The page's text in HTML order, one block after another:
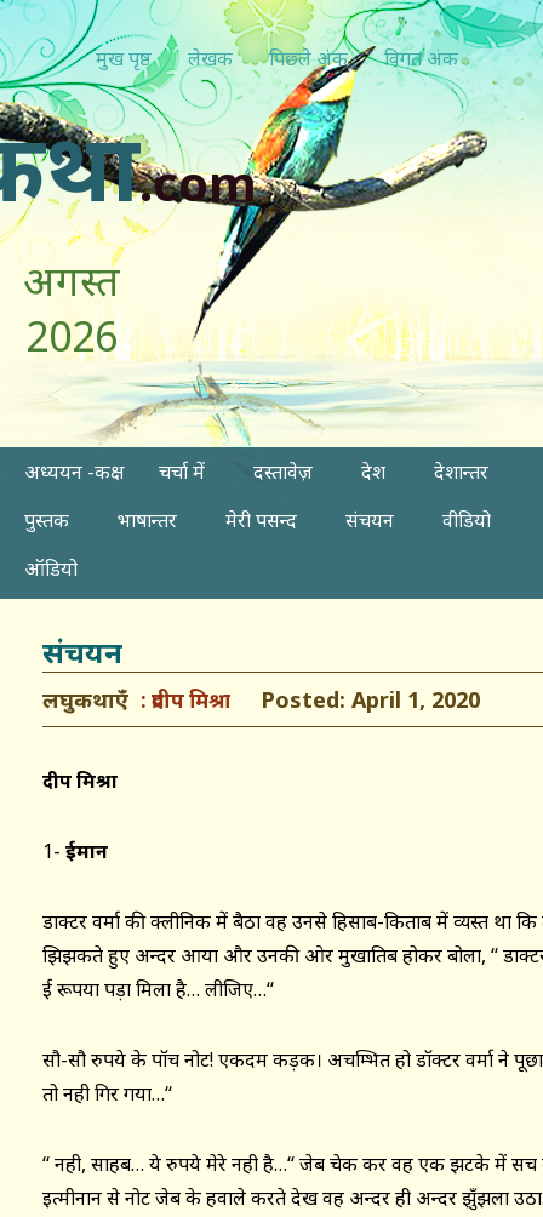
मुख पृष्ठ लेखक पिछ्ले अंक विगत अंक
.com
अगस्त
2026
अध्ययन -कक्ष चर्चा में दस्तावेज़ देश
देशान्तर
पुस्तक
भाषान्तर मेरी पसन्द संचयन
वीडियो
ऑडियो
संचयन
लघुकथाएँ प्रदीप मिश्रा Posted: April 1, 2020
प्रदीप मिश्रा
1- ईमान
डाक्टर वर्मा की क्लीनिक में बैठा वह उनसे हिसाब-किताब में व्यस्त था
झिझकते हुए अन्दर आया और उनकी ओर मुखातिब होकर बोला, ‘‘
ई रूपया पड़ा मिला है… लीजिए…‘‘
सौ-सौ रुपये के पॉच नोट! एकदम कड़क। अचम्भित हो डॉक्टर वर्मा ने
तो नही गिर गया…‘‘
‘‘ नही, साहब… ये रुपये मेरे नही है…‘‘ जेब चेक कर वह एक झटके में सच
इत्मीनान से नोट जेब के हवाले करते देख वह अन्दर ही अन्दर झुँझला